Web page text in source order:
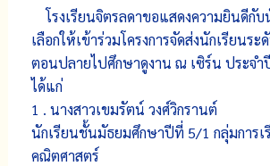
โรงเรียนจิตรลดาขอแสดงความยินดีกับ
เลือกให้เข้าร่วมโครงการจัดส่งนักเรียนร
ตอนปลายไปศึกษาดูงาน ณ เซิร์น ประจำ
ได้แก่
1 . นางสาวเขมรัตน์ วงศ์วิกรานต์
นักเรียนชั้นมัธยมศึกษาปีที่ 5/1 กลุ่มการเ
คณิตศาสตร์